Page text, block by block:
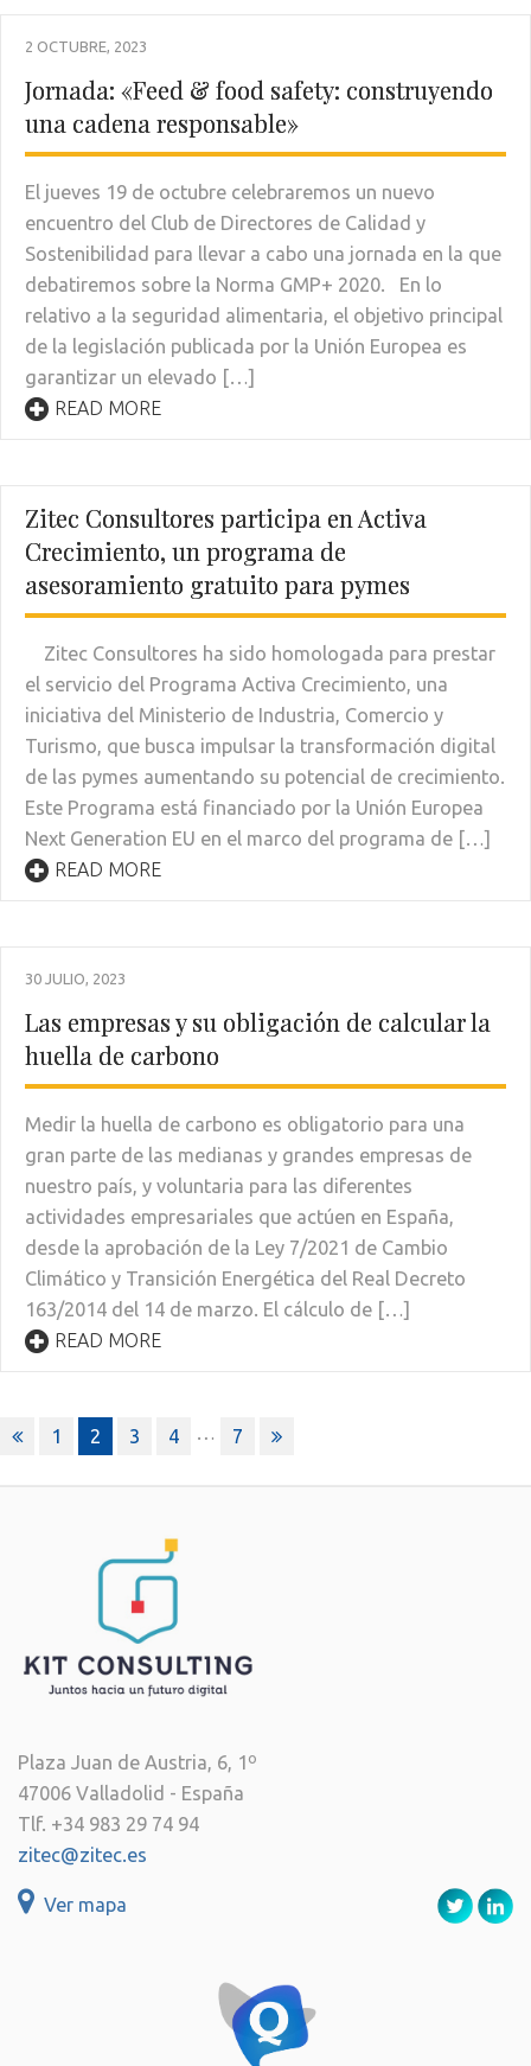
2 OCTUBRE, 2023
Jornada: «Feed & food safety: construyendo
una cadena responsable»
El jueves 19 de octubre celebraremos un nuevo
encuentro del Club de Directores de Calidad y
Sostenibilidad para llevar a cabo una jornada en la que
debatiremos sobre la Norma GMP+ 2020. En lo
relativo a la seguridad alimentaria, el objetivo principal
de la legislación publicada por la Unión Europea es
garantizar un elevado […]
READ MORE
Zitec Consultores participa en Activa
Crecimiento, un programa de
asesoramiento gratuito para pymes
Zitec Consultores ha sido homologada para prestar
el servicio del Programa Activa Crecimiento, una
iniciativa del Ministerio de Industria, Comercio y
Turismo, que busca impulsar la transformación digital
de las pymes aumentando su potencial de crecimiento.
Este Programa está financiado por la Unión Europea
Next Generation EU en el marco del programa de […]
READ MORE
30 JULIO, 2023
Las empresas y su obligación de calcular la
huella de carbono
Medir la huella de carbono es obligatorio para una
gran parte de las medianas y grandes empresas de
nuestro país, y voluntaria para las diferentes
actividades empresariales que actúen en España,
desde la aprobación de la Ley 7/2021 de Cambio
Climático y Transición Energética del Real Decreto
163/2014 del 14 de marzo. El cálculo de […]
READ MORE
Paginación
1 2 3 4 … 7
Plaza Juan de Austria, 6, 1º
47006 Valladolid - España
Tlf. +34 983 29 74 94
zitec@zitec.es
Ver mapa